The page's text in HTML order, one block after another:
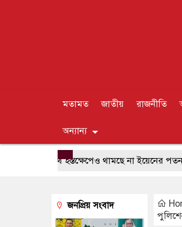
মতামত জাতীয় রাজনীতি
অন্যান্য
যৌথ হস্তক্ষেপেও থামছে না ইয়েনের পতন,
জনপ্রিয় সংবাদ